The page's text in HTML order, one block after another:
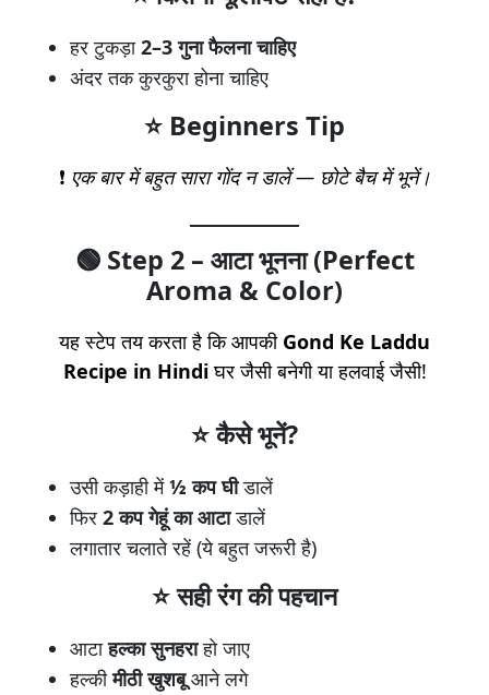
हर टुकड़ा2–3 गुना फैलना चाहिए
अंदर तक कुरकुरा होना चाहिए
⭐ Beginners Tip
❗ एक बार में बहुत सारा गोंद न डालें — छोटे बैच में भूनें।
🟢 Step 2 – आटा भूनना (Perfect
Aroma & Color)
यह स्टेप तय करता है कि आपकी Gond Ke Laddu
Recipe in Hindiघर जैसी बनेगी या हलवाई जैसी!
⭐ कैसे भूनें?
उसी कड़ाही में½ कप घीडालें
फिर 2 कप गेहूं का आटाडालें
लगातार चलाते रहें (ये बहुत जरूरी है)
⭐ सही रंग की पहचान
आटाहल्का सुनहराहो जाए
हल्कीमीठी खुशबूआने लगे